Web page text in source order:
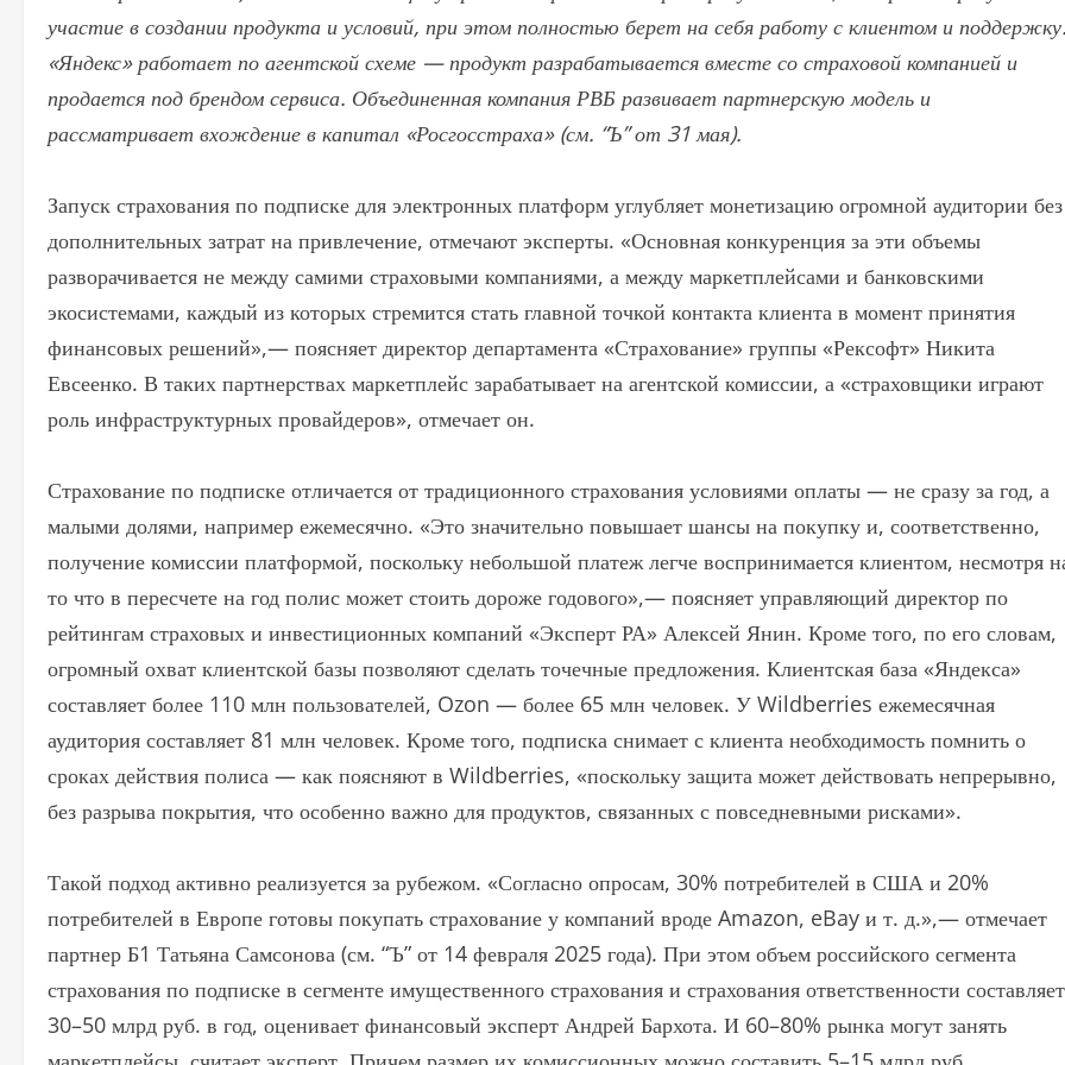
участие в создании продукта и условий, при этом полностью берет на себя работу с клиентом и
«Яндекс» работает по агентской схеме — продукт разрабатывается вместе со страховой компанией и
продается под брендом сервиса. Объединенная компания РВБ развивает партнерскую модель и
рассматривает вхождение в капитал «Росгосстраха» (см. “Ъ” от 31 мая).
Запуск страхования по подписке для электронных платформ углубляет монетизацию огромной аудитории без
дополнительных затрат на привлечение, отмечают эксперты. «Основная конкуренция за эти объемы
разворачивается не между самими страховыми компаниями, а между маркетплейсами и банковскими
экосистемами, каждый из которых стремится стать главной точкой контакта клиента в момент принятия
финансовых решений»,— поясняет директор департамента «Страхование» группы «Рексофт» Никита
Евсеенко. В таких партнерствах маркетплейс зарабатывает на агентской комиссии, а «страховщики играют
роль инфраструктурных провайдеров», отмечает он.
Страхование по подписке отличается от традиционного страхования условиями оплаты — не сразу за год, а
малыми долями, например ежемесячно. «Это значительно повышает шансы на покупку и, соответственно,
получение комиссии платформой, поскольку небольшой платеж легче воспринимается клиентом, несмотря
то что в пересчете на год полис может стоить дороже годового»,— поясняет управляющий директор по
рейтингам страховых и инвестиционных компаний «Эксперт РА» Алексей Янин. Кроме того, по его словам,
огромный охват клиентской базы позволяют сделать точечные предложения. Клиентская база «Яндекса»
составляет более 110 млн пользователей, Ozon — более 65 млн человек. У Wildberries ежемесячная
аудитория составляет 81 млн человек. Кроме того, подписка снимает с клиента необходимость помнить о
сроках действия полиса — как поясняют в Wildberries, «поскольку защита может действовать непрерывно,
без разрыва покрытия, что особенно важно для продуктов, связанных с повседневными рисками».
Такой подход активно реализуется за рубежом. «Согласно опросам, 30% потребителей в США и 20%
потребителей в Европе готовы покупать страхование у компаний вроде Amazon, eBay и т. д.»,— отмечает
партнер Б1 Татьяна Самсонова (см. “Ъ” от 14 февраля 2025 года). При этом объем российского сегмента
страхования по подписке в сегменте имущественного страхования и страхования ответственности составляет
30–50 млрд руб. в год, оценивает финансовый эксперт Андрей Бархота. И 60–80% рынка могут занять